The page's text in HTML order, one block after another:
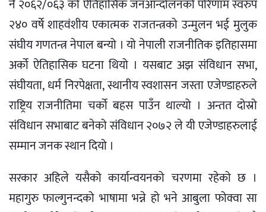
नै २०६२/०६३ को ऐतिहासिक जनआन्दोलनको परिणाम स्वरुप
२४० वर्षे शाहवंशीय एकात्मक राजतन्त्रको उन्मुलन भई मुलुक
संघीय गणतन्त्र नेपाल बन्यो । यो नेपाली राजनीतिक इतिहासमा
अर्को ऐतिहासिक घटना थियो । यसबाट अझ संविधान सभा,
संघीयता, धर्म निरपेक्षता, स्थानीय स्वशासन जस्ता एजेण्डाहरुले
राष्ट्रिय राजनीतिमा चर्को बहस पाउँन थाल्यो । अन्तत दोस्रो
संविधान सभाबाट बनेको संविधान २०७२ ले यी एजेण्डाहरुलाई
सम्मान जनक स्थान दियो ।
सरकार अहिले यसैको कार्यान्वयनको चरणमा रहेको छ ।
महागुरु फाल्गुनन्दको भाषामा भन्ने हो भने आबुला फोक्वा सा